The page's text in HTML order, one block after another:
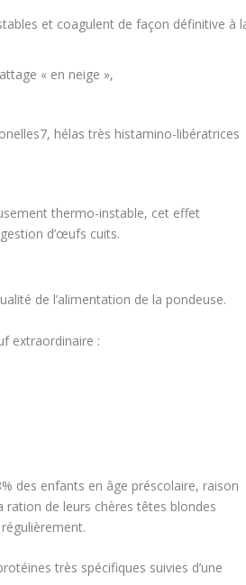
et coagulent de façon définitive à
« en neige »,
7, hélas très histamino-libératrices
thermo-instable, cet effet
d’œufs cuits.
de l’alimentation de la pondeuse.
extraordinaire :
des enfants en âge préscolaire, raison
de leurs chères têtes blondes
très spécifiques suivies d’une